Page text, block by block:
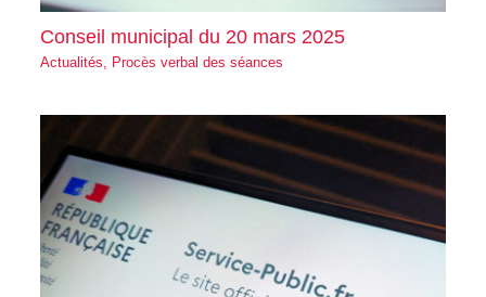
Conseil municipal du 20 mars 2025
Actualités, Procès verbal des séances